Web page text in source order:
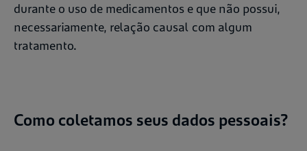
durante o uso de medicamentos e que não possui,
necessariamente, relação causal com algum
tratamento.
Como coletamos seus dados pessoais?